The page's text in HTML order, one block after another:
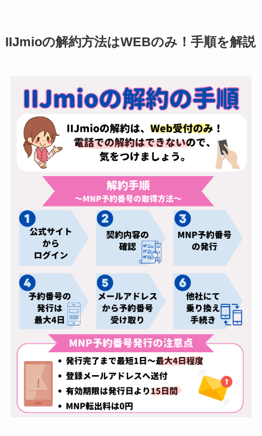
IIJmioの解約方法はWEBのみ！手順を解説